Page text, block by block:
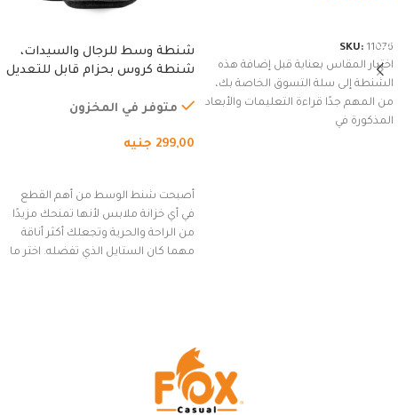
SKU: 11076
اختيار المقاس بعناية قبل إضافة هذه
الشنطة إلى سلة التسوق الخاصة بك،
من المهم جدًا قراءة التعليمات والأبعاد
المذكورة في
شنطة وسط للرجال والسيدات،
شنطة كروس بحزام قابل للتعديل
السفر، الجري العادي، المشي
(رمادي)
متوفر في المخزون
299,00 جنيه
أصبحت شنط الوسط من أهم القطع
في أي خزانة ملابس لأنها تمنحك مزيدًا
من الراحة والحرية وتجعلك أكثر أناقة
مهما كان الستايل الذي تفضله. اختر ما